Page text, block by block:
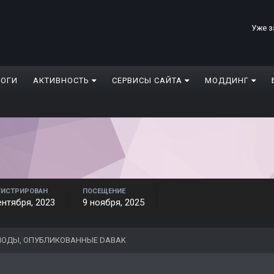
Уже
АКТИВНОСТЬ СЕРВИСЫ САЙТА МОДДИНГ
2023
ПОСЕЩЕНИЕ
9 ноября, 2025
ОПУБЛИКОВАННЫЕ DABAK